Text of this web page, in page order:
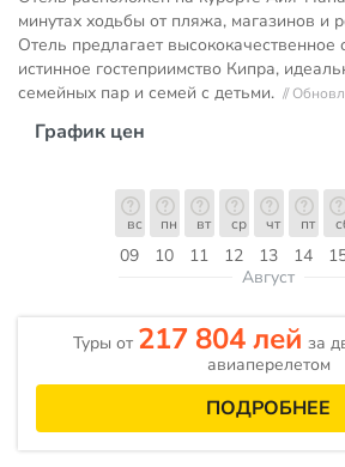
минутах ходьбы от пляжа, магазинов и
Отель предлагает высококачественное
истинное гостеприимство Кипра,
семейных пар и семей с детьми. //
График цен
09
вс
10
пн
11
вт
12
ср
13
чт
14
пт
Август
Туры от 217 804 лей за
авиаперелетом
ПОДРОБНЕЕ